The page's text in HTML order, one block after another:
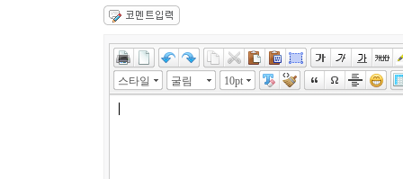
스타일 굴림 10pt